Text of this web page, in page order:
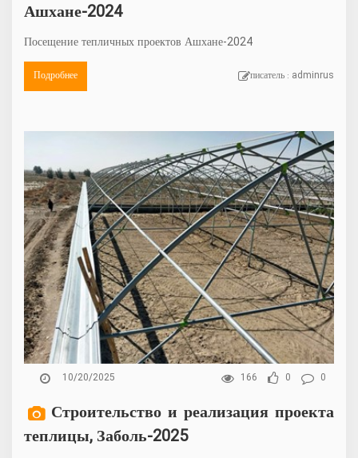
Ашхане-2024
Посещение тепличных проектов Ашхане-2024
Подробнее писатель : adminrus
10/20/2025 166 0 0
Строительство и реализация проекта
теплицы, Заболь-2025